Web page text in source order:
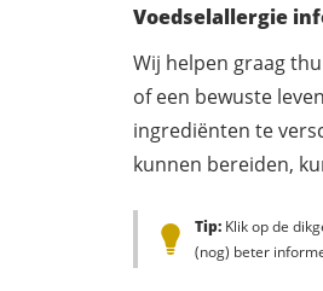
Voedselallergie
Wij helpen graag
of een bewuste
ingrediënten te
kunnen bereiden,
Tip: Klik op de
(nog) beter